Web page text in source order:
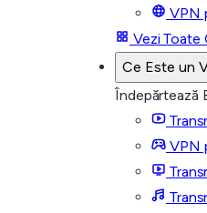
VPN
Vezi Toate
Ce Este un
Îndepărtează
VPN